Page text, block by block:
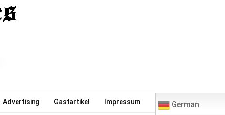
Advertising Gastartikel Impressum German